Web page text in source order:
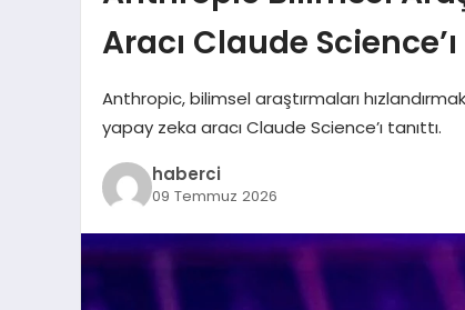
Aracı Claude
Anthropic, bilimsel araştırmaları
yapay zeka aracı Claude Science’ı tanıttı.
haberci
09 Temmuz 2026